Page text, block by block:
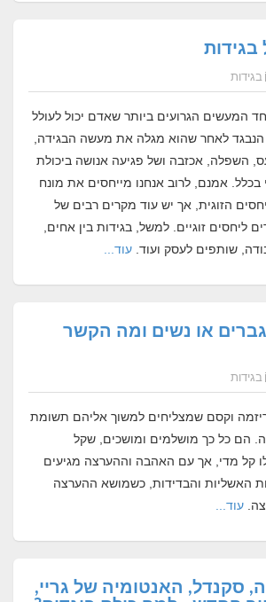
בגידות
המעשים הגרועים ביותר שאדם יכול לעולל
לאחר שהוא מגלה את מעשה הבגידה,
השפלה, אכזבה ושל פגיעה אנושה ביכולת
בכלל. אמנם, לרוב אנחנו מייחסים את מונח
הזוגית, אך יש עוד מקרים רבים של
ליחסים זוגיים. למשל, בגידות בין אחים,
שותפים לעסק ועוד. עוד...
גברים או נשים ומה הקשר
בגידות
וקסם שמצליחים למשוך אליהם תשומת
הם כל כך מושלמים ומושכים, שקל
קל מדי, אך עם האהבה וההערצה מגיעים
האשליות והבדידות, כשמושא ההערצה
עוד...
סקנדל, האנטומיה של גריי,